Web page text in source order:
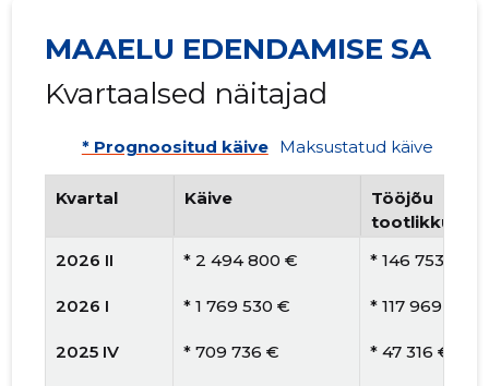
MAAELU EDENDAMISE SA
Kvartaalsed näitajad
* Prognoositud käive Maksustatud käive
Kvartal Käive
Tööjõu
tootlikkus
2026 II
* 2 494 800 € * 146 753 €
2026 I * 1 769 530 € * 117 969 €
2025 IV * 709 736 € * 47 316 €